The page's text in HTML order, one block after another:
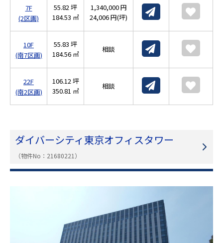
7F
(2区画)
55.82 坪
184.53 ㎡
1,340,000 円
24,006 円(坪)
10F
(南7区画)
55.83 坪
184.56 ㎡
相談
22F
(南2区画)
106.12 坪
350.81 ㎡
相談
ダイバーシティ東京オフィスタワー
（物件No：21680221）